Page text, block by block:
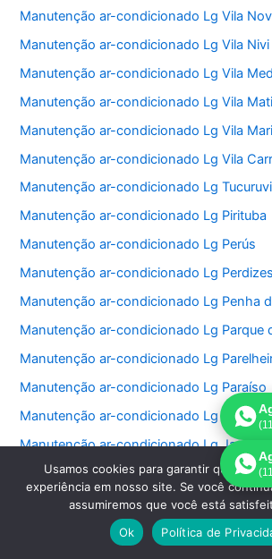
Manutenção ar-condicionado Lg Vila
Manutenção ar-condicionado Lg Vila Nivi
Manutenção ar-condicionado Lg Vila
Manutenção ar-condicionado Lg Vila
Manutenção ar-condicionado Lg Vila
Manutenção ar-condicionado Lg Vila
Manutenção ar-condicionado Lg Tucuruvi
Manutenção ar-condicionado Lg Pirituba
Manutenção ar-condicionado Lg Perús
Manutenção ar-condicionado Lg Perdizes
Manutenção ar-condicionado Lg Penha
Manutenção ar-condicionado Lg Parque
Manutenção ar-condicionado Lg
Manutenção ar-condicionado Lg Paraíso
Manutenção ar-condicionado Lg Jardim
Manutenção ar-condicionado Lg Jardim
Manutenção ar-condicionado Lg Jardim
Manutenção ar-condicionado Lg Jardim
Manutenção ar-condicionado Lg Jardim
Usamos cookies para garantir que
experiência em nosso site. Se você
assumiremos que você está
Ok
Política de